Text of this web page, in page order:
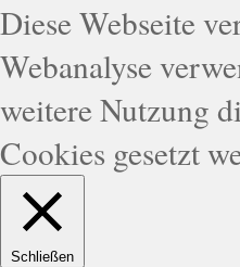
Diese Webseite
Webanalyse
weitere Nutzung
Cookies gesetzt
Schließen